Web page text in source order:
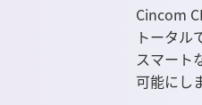
Cincom
トータル
スマート
可能にし